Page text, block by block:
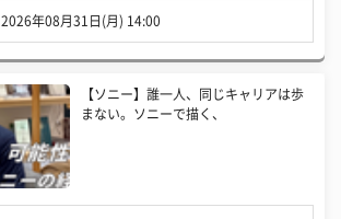
2026年08月31日(月) 14:00
【ソニー】誰一人、同じキャリアは歩
まない。ソニーで描く、